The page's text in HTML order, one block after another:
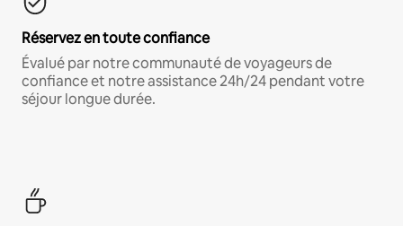
Réservez en toute confiance
Évalué par notre communauté de voyageurs de
confiance et notre assistance 24h/24 pendant votre
séjour longue durée.